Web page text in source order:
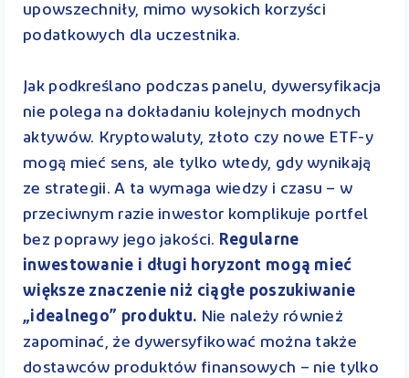
upowszechniły, mimo wysokich korzyści
podatkowych dla uczestnika.
Jak podkreślano podczas panelu, dywersyfikacja
nie polega na dokładaniu kolejnych modnych
aktywów. Kryptowaluty, złoto czy nowe ETF-y
mogą mieć sens, ale tylko wtedy, gdy wynikają
ze strategii. A ta wymaga wiedzy i czasu – w
przeciwnym razie inwestor komplikuje portfel
bez poprawy jego jakości. Regularne
inwestowanie i długi horyzont mogą mieć
większe znaczenie niż ciągłe poszukiwanie
„idealnego” produktu. Nie należy również
zapominać, że dywersyfikować można także
dostawców produktów finansowych – nie tylko